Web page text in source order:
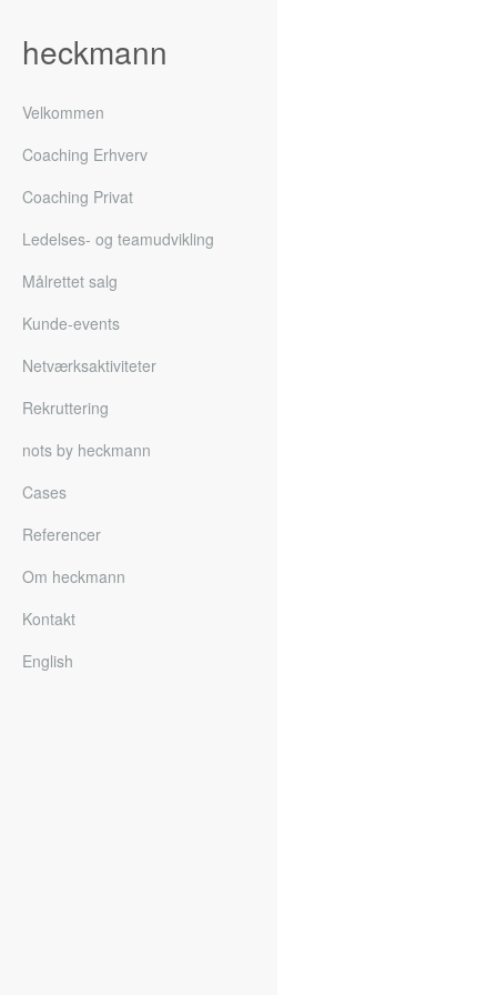
heckmann
Velkommen
Coaching Erhverv
Coaching Privat
Ledelses- og teamudvikling
Målrettet salg
Kunde-events
Netværksaktiviteter
Rekruttering
nots by heckmann
Cases
Referencer
Om heckmann
Kontakt
English